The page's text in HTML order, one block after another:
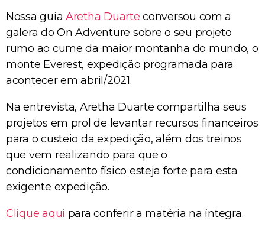
Nossa guiaAretha Duarte conversou com a
galera do On Adventure sobre o seu projeto
rumo ao cume da maior montanha do mundo, o
monte Everest, expedição programada para
acontecer em abril/2021.
Na entrevista, Aretha Duarte compartilha seus
projetos em prol de levantar recursos financeiros
para o custeio da expedição, além dos treinos
que vem realizando para que o
condicionamento físico esteja forte para esta
exigente expedição.
Clique aqui para conferir a matéria na íntegra.